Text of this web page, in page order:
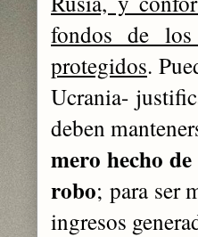
fondos de los
protegidos.
Ucrania-
deben
mero hecho
robo; para ser
ingresos